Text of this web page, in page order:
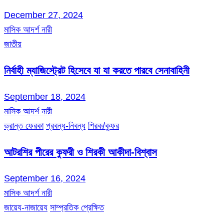
December 27, 2024
মাসিক আদর্শ নারী
জাতীয়
নির্বাহী ম্যাজিস্ট্রেট হিসেবে যা যা করতে পারবে সেনাবাহিনী
September 18, 2024
মাসিক আদর্শ নারী
ভ্রান্ত ফেরকা প্রবন্ধ-নিবন্ধ শিরক/কুফর
আটরশির পীরের কুফরী ও শিরকী আকীদা-বিশ্বাস
September 16, 2024
মাসিক আদর্শ নারী
জায়েয-নাজায়েয সাম্প্রতিক প্রেক্ষিত